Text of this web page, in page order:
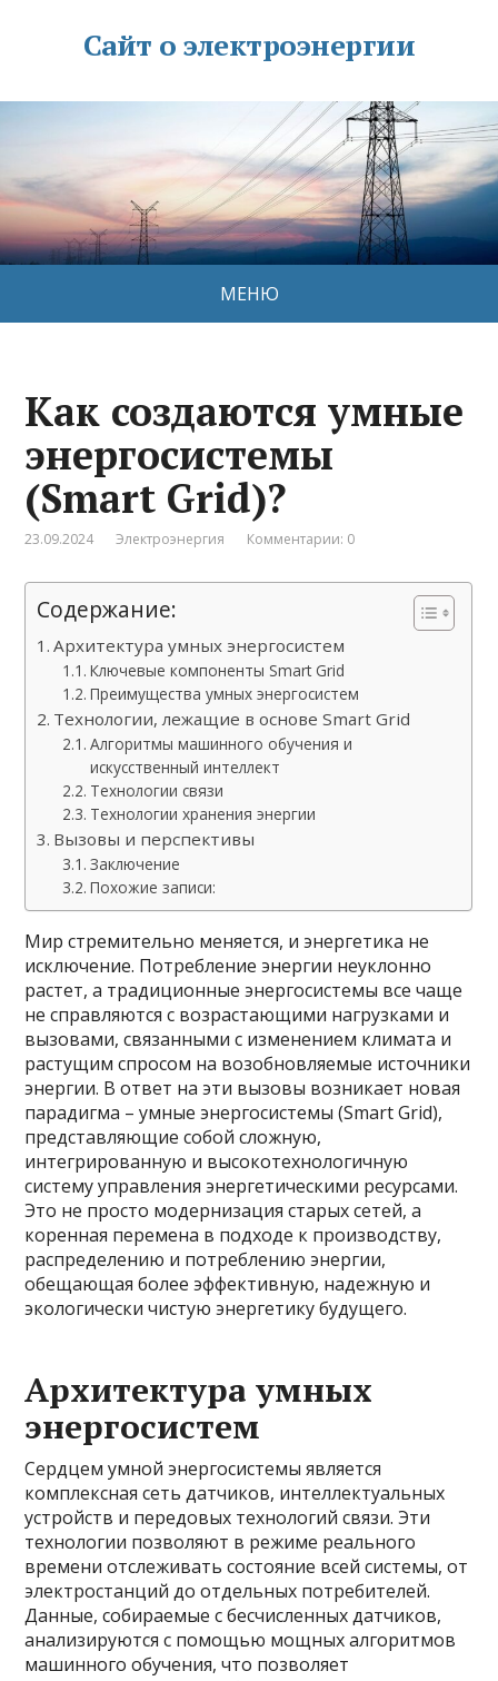
Сайт о электроэнергии
МЕНЮ
Как создаются умные
энергосистемы
(Smart Grid)?
23.09.2024 Электроэнергия Комментарии: 0
Содержание:
Архитектура умных энергосистем
Ключевые компоненты Smart Grid
Преимущества умных энергосистем
Технологии, лежащие в основе Smart Grid
Алгоритмы машинного обучения и
искусственный интеллект
Технологии связи
Технологии хранения энергии
Вызовы и перспективы
Заключение
Похожие записи:
Мир стремительно меняется, и энергетика не
исключение. Потребление энергии неуклонно
растет, а традиционные энергосистемы все чаще
не справляются с возрастающими нагрузками и
вызовами, связанными с изменением климата и
растущим спросом на возобновляемые источники
энергии. В ответ на эти вызовы возникает новая
парадигма – умные энергосистемы (Smart Grid),
представляющие собой сложную,
интегрированную и высокотехнологичную
систему управления энергетическими ресурсами.
Это не просто модернизация старых сетей, а
коренная перемена в подходе к производству,
распределению и потреблению энергии,
обещающая более эффективную, надежную и
экологически чистую энергетику будущего.
Архитектура умных
энергосистем
Сердцем умной энергосистемы является
комплексная сеть датчиков, интеллектуальных
устройств и передовых технологий связи. Эти
технологии позволяют в режиме реального
времени отслеживать состояние всей системы, от
электростанций до отдельных потребителей.
Данные, собираемые с бесчисленных датчиков,
анализируются с помощью мощных алгоритмов
машинного обучения, что позволяет